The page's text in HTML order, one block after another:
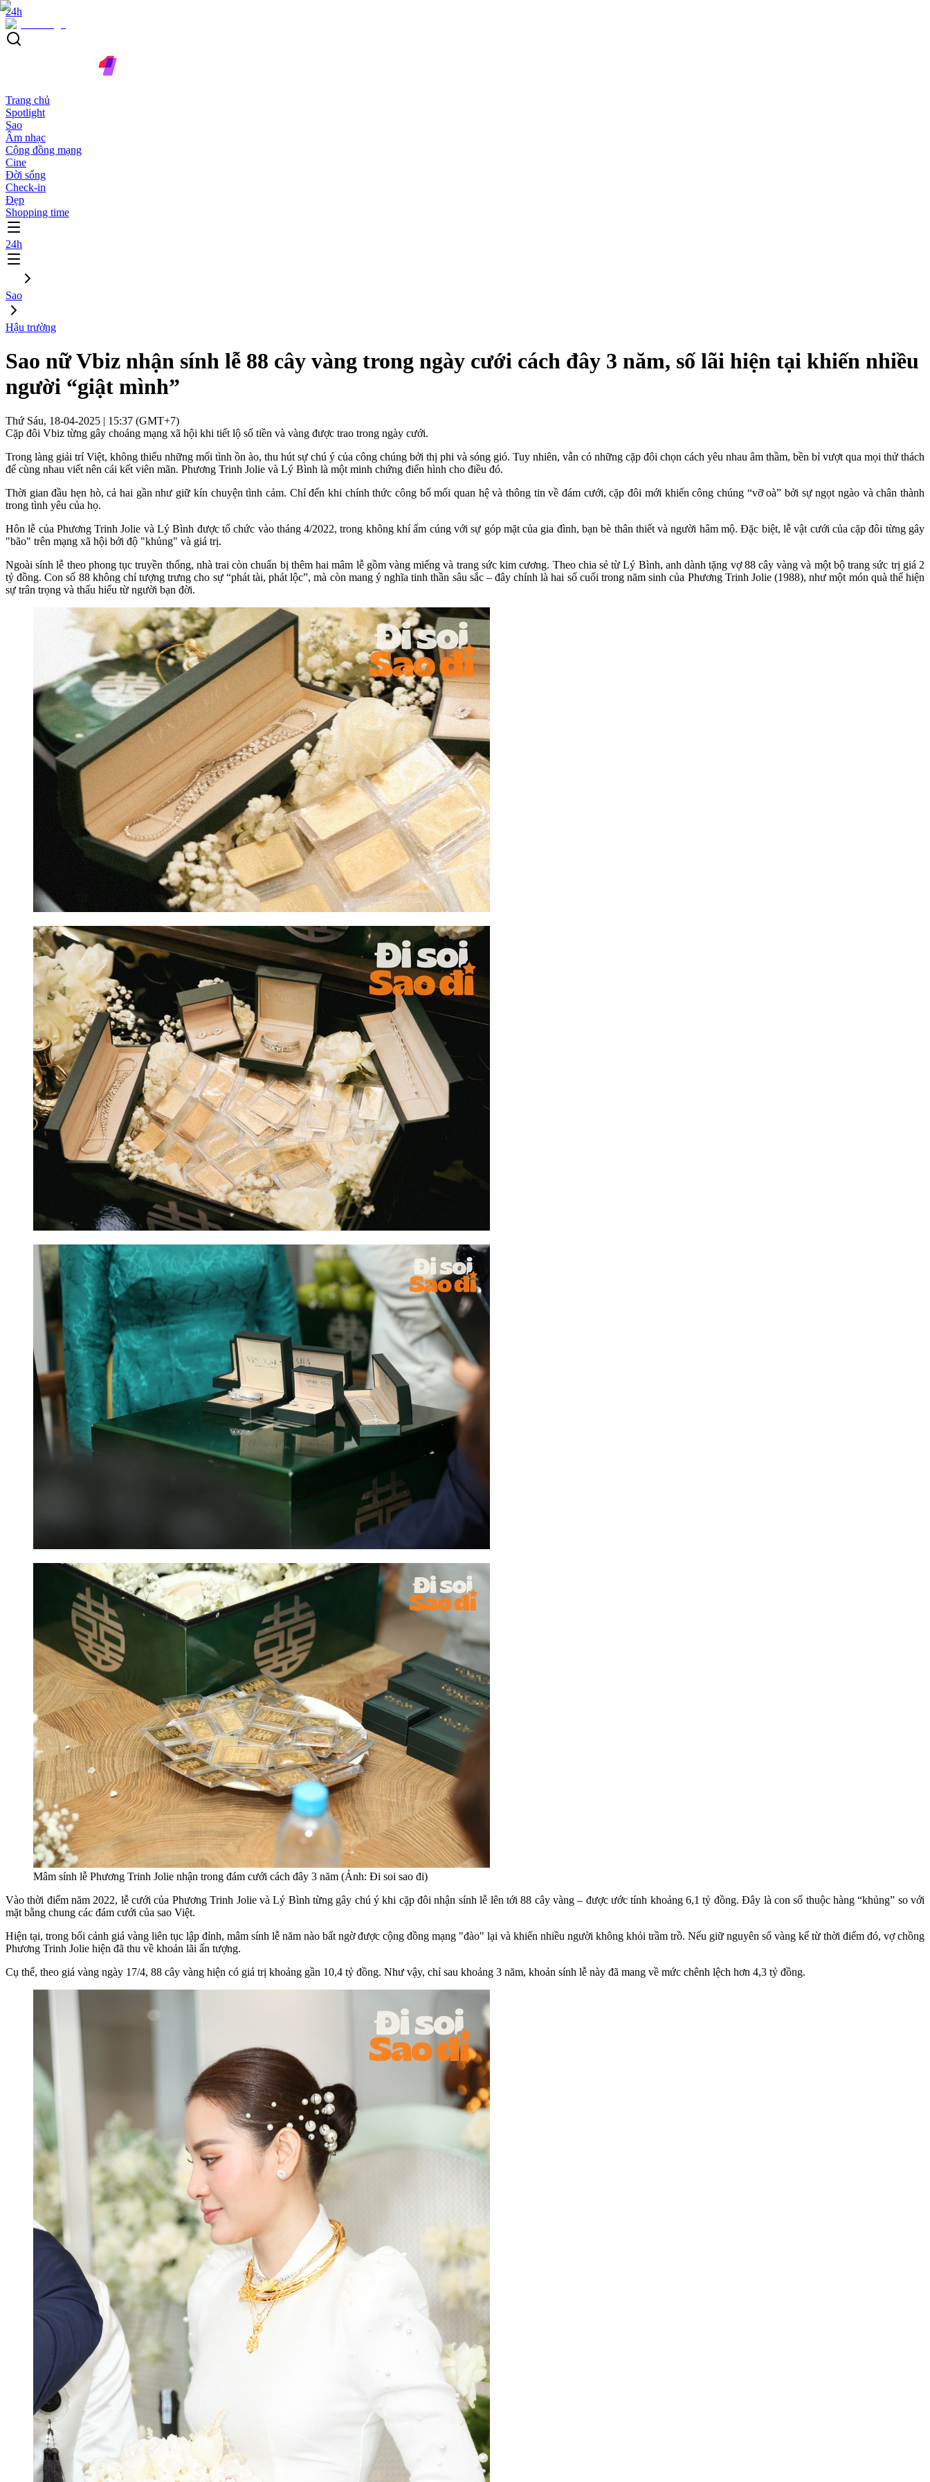
24h
Trang chủ
Spotlight
Sao
Âm nhạc
Cộng đồng mạng
Cine
Đời sống
Check-in
Đẹp
Shopping time
24h
Sao
Hậu trường
Sao nữ Vbiz nhận sính lễ 88 cây vàng trong ngày cưới cách đây 3 năm, số lãi hiện tại khiến nhiều
người “giật mình”
Thứ Sáu, 18-04-2025 | 15:37 (GMT+7)
Cặp đôi Vbiz từng gây choáng mạng xã hội khi tiết lộ số tiền và vàng được trao trong ngày cưới.
Trong làng giải trí Việt, không thiếu những mối tình ồn ào, thu hút sự chú ý của công chúng bởi thị phi và sóng gió. Tuy nhiên, vẫn có những cặp đôi chọn cách yêu nhau âm thầm, bền bỉ vượt qua mọi thử thách
để cùng nhau viết nên cái kết viên mãn. Phương Trinh Jolie và Lý Bình là một minh chứng điển hình cho điều đó.
Thời gian đầu hẹn hò, cả hai gần như giữ kín chuyện tình cảm. Chỉ đến khi chính thức công bố mối quan hệ và thông tin về đám cưới, cặp đôi mới khiến công chúng “vỡ oà” bởi sự ngọt ngào và chân thành
trong tình yêu của họ.
Hôn lễ của Phương Trinh Jolie và Lý Bình được tổ chức vào tháng 4/2022, trong không khí ấm cúng với sự góp mặt của gia đình, bạn bè thân thiết và người hâm mộ. Đặc biệt, lễ vật cưới của cặp đôi từng gây
"bão" trên mạng xã hội bởi độ "khủng" và giá trị.
Ngoài sính lễ theo phong tục truyền thống, nhà trai còn chuẩn bị thêm hai mâm lễ gồm vàng miếng và trang sức kim cương. Theo chia sẻ từ Lý Bình, anh dành tặng vợ 88 cây vàng và một bộ trang sức trị giá 2
tỷ đồng. Con số 88 không chỉ tượng trưng cho sự “phát tài, phát lộc”, mà còn mang ý nghĩa tinh thần sâu sắc – đây chính là hai số cuối trong năm sinh của Phương Trinh Jolie (1988), như một món quà thể hiện
sự trân trọng và thấu hiểu từ người bạn đời.
Mâm sính lễ Phương Trinh Jolie nhận trong đám cưới cách đây 3 năm (Ảnh: Đi soi sao đi)
Vào thời điểm năm 2022, lễ cưới của Phương Trinh Jolie và Lý Bình từng gây chú ý khi cặp đôi nhận sính lễ lên tới 88 cây vàng – được ước tính khoảng 6,1 tỷ đồng. Đây là con số thuộc hàng “khủng” so với
mặt bằng chung các đám cưới của sao Việt.
Hiện tại, trong bối cảnh giá vàng liên tục lập đỉnh, mâm sính lễ năm nào bất ngờ được cộng đồng mạng "đào" lại và khiến nhiều người không khỏi trầm trồ. Nếu giữ nguyên số vàng kể từ thời điểm đó, vợ chồng
Phương Trinh Jolie hiện đã thu về khoản lãi ấn tượng.
Cụ thể, theo giá vàng ngày 17/4, 88 cây vàng hiện có giá trị khoảng gần 10,4 tỷ đồng. Như vậy, chỉ sau khoảng 3 năm, khoản sính lễ này đã mang về mức chênh lệch hơn 4,3 tỷ đồng.